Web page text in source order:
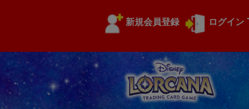
新規会員登録 ログイン